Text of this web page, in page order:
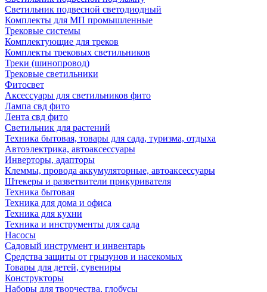
Светильник подвесной светодиодный
Комплекты для МП промышленные
Трековые системы
Комплектующие для треков
Комплекты трековых светильников
Треки (шинопровод)
Трековые светильники
Фитосвет
Аксессуары для светильников фито
Лампа свд фито
Лента свд фито
Светильник для растений
Техника бытовая, товары для сада, туризма, отдыха
Автоэлектрика, автоаксессуары
Инверторы, адапторы
Клеммы, провода аккумуляторные, автоаксессуары
Штекеры и разветвители прикуривателя
Техника бытовая
Техника для дома и офиса
Техника для кухни
Техника и инструменты для сада
Насосы
Садовый инструмент и инвентарь
Средства защиты от грызунов и насекомых
Товары для детей, сувениры
Конструкторы
Наборы для творчества, глобусы